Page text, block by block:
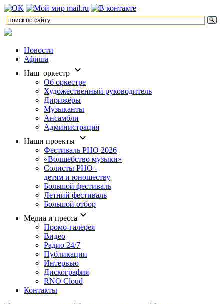
Новости
Афиша
Наш оркестр
Об оркестре
Художественный руководитель
Дирижёры
Музыканты
Ансамбли
Администрация
Наши проекты
Фестиваль РНО 2026
«Волшебство музыки»
Солисты РНО -
детям и юношеству
Большой фестиваль
Летний фестиваль
Большой отбор
Медиа и пресса
Промо-галерея
Видео
Радио 24/7
Публикации
Интервью
Дискография
RNO Cloud
Контакты